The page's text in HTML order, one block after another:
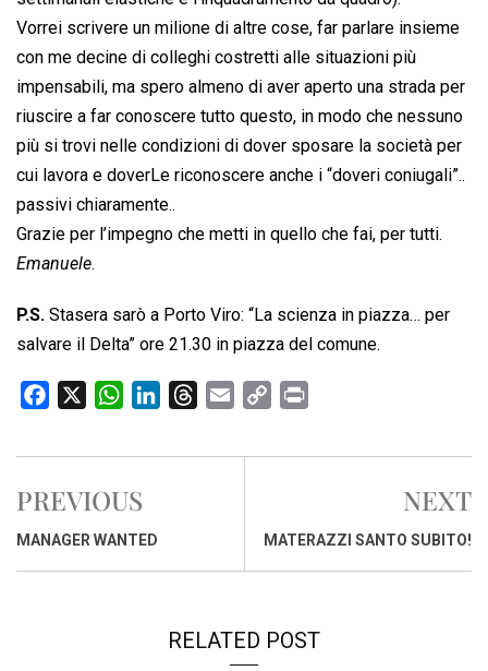
Vorrei scrivere un milione di altre cose, far parlare insieme
con me decine di colleghi costretti alle situazioni più
impensabili, ma spero almeno di aver aperto una strada per
riuscire a far conoscere tutto questo, in modo che nessuno
più si trovi nelle condizioni di dover sposare la società per
cui lavora e doverLe riconoscere anche i “doveri coniugali”..
passivi chiaramente..
Grazie per l’impegno che metti in quello che fai, per tutti.
Emanuele.
P.S. Stasera sarò a Porto Viro: “La scienza in piazza… per
salvare il Delta” ore 21.30 in piazza del comune.
c
b
o
W
a
s
A
n
r
a
p
i
i
PREVIOUS
MANAGER WANTED
NEXT
MATERAZZI SANTO SUBITO!
RELATED POST